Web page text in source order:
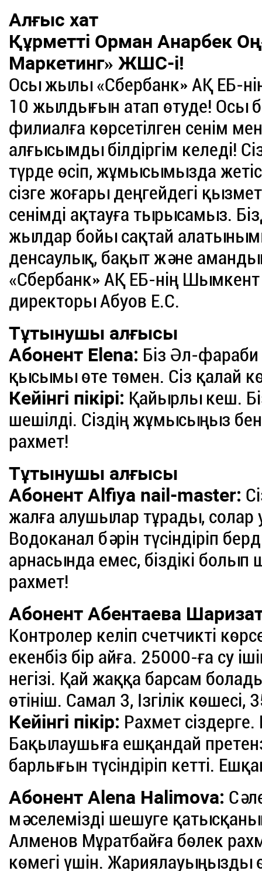
Алғыс хат
Құрметті Орман Анарбек
Маркетинг» ЖШС-і!
Осы жылы «Сбербанк» АҚ ЕБ-
10 жылдығын атап өтуде! Осы
филиалға көрсетілген сенім
алғысымды білдіргім келеді!
түрде өсіп, жұмысымызда
сізге жоғары деңгейдегі
сенімді ақтауға тырысамыз.
жылдар бойы сақтай
денсаулық, бақыт және
«Сбербанк» АҚ ЕБ-нің
директоры Абуов Е.С.
Тұтынушы алғысы
Абонент Elena: Біз Әл-
қысымы өте төмен. Сіз қалай
Кейінгі пікірі: Қайырлы кеш.
шешілді. Сіздің жұмысыңыз
рахмет!
Тұтынушы алғысы
Абонент Alfiya nail-master:
жалға алушылар тұрады,
Водоканал бәрін түсіндіріп
арнасында емес, біздікі болып
рахмет!
Абонент Абентаева
Контролер келіп счетчикті
екенбіз бір айға. 25000-ға су
негізі. Қай жаққа барсам
өтініш. Самал 3, Ізгілік көшесі,
Кейінгі пікір: Рахмет
Бақылаушыға ешқандай
барлығын түсіндіріп кетті.
Абонент Alena Halimova:
мәселемізді шешуге
Алменов Мұратбайға бөлек
көмегі үшін. Жариялауыңызды